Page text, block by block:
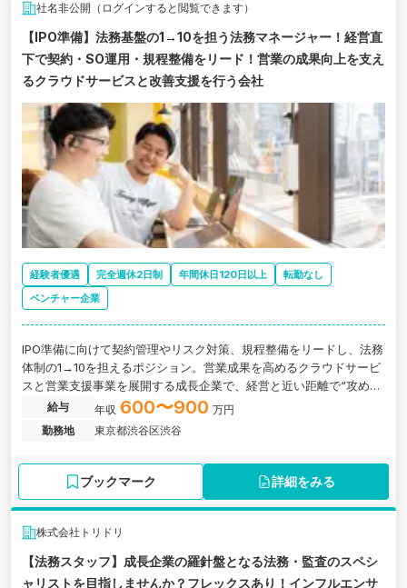
社名非公開（ログインすると閲覧できます）
【IPO準備】法務基盤の1→10を担う法務マネージャー！経営直
下で契約・SO運用・規程整備をリード！営業の成果向上を支え
るクラウドサービスと改善支援を行う会社
経験者優遇 完全週休2日制 年間休日120日以上
転勤なし
ベンチャー企業
IPO準備に向けて契約管理やリスク対策、規程整備をリードし、法務
体制の1→10を担えるポジション。営業成果を高めるクラウドサービ
スと営業支援事業を展開する成長企業で、経営と近い距離で“攻めの
法務”を実践できます。
給与 年収 600〜900 万円
勤務地
東京都渋谷区渋谷
ブックマーク 詳細をみる
株式会社トリドリ
【法務スタッフ】成長企業の羅針盤となる法務・監査のスペシ
ャリストを目指しませんか？フレックスあり！インフルエンサ